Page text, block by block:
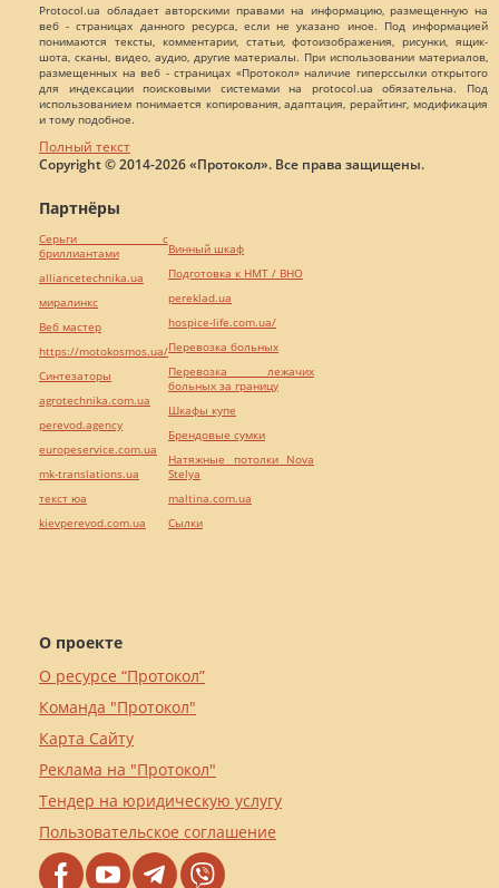
Protocol.ua обладает авторскими правами на информацию, размещенную на
веб - страницах данного ресурса, если не указано иное. Под информацией
понимаются тексты, комментарии, статьи, фотоизображения, рисунки, ящик-
шота, сканы, видео, аудио, другие материалы. При использовании материалов,
размещенных на веб - страницах «Протокол» наличие гиперссылки открытого
для индексации поисковыми системами на protocol.ua обязательна. Под
использованием понимается копирования, адаптация, рерайтинг, модификация
и тому подобное.
Полный текст
Copyright © 2014-2026 «Протокол». Все права защищены.
О проекте
О ресурсе “Протокол”
Команда "Протокол"
Карта Сайту
Реклама на "Протокол"
Тендер на юридическую услугу
Пользовательское соглашение
Партнёры
Серьги с
бриллиантами
alliancetechnika.ua
миралинкс
Веб мастер
https://motokosmos.ua/
Синтезаторы
agrotechnika.com.ua
perevod.agency
europeservice.com.ua
mk-translations.ua
текст юа
kievperevod.com.ua
Винный шкаф
Подготовка к НМТ / ВНО
pereklad.ua
hospice-life.com.ua/
Перевозка больных
Перевозка лежачих
больных за границу
Шкафы купе
Брендовые сумки
Натяжные потолки Nova
Stelya
maltina.com.ua
Cылки